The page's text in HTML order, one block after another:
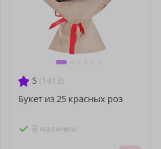
5 (1413)
Букет из 25 красных роз
В наличии